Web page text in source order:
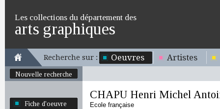
Les collections du département des
arts graphiques
Recherche sur : Oeuvres Artistes
Nouvelle recherche
Fiche d'oeuvre
CHAPU Henri Michel
Ecole française